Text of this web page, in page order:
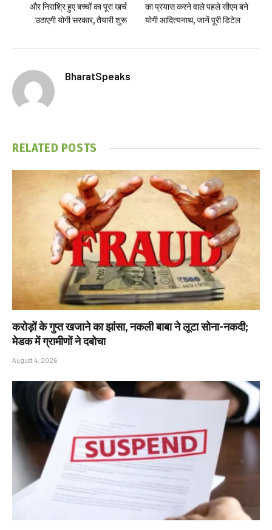
और निराश्रि हुए बच्चों का पूरा खर्च
उठाएगी योगी सरकार, तैयारी शुरू
का प्रयास करने वाले पहले सीएम बने
योगी आदित्यनाथ, जानें पूरी डिटेल
BharatSpeaks
RELATED POSTS
करोड़ों के गुप्त खजाने का झांसा, नकली बाबा ने लूटा सोना-नकदी;
मेडक में ग्रामीणों ने दबोचा
August 4, 2026